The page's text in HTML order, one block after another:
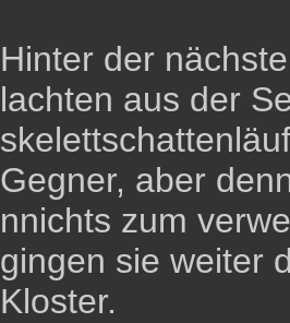
Hinter der
lachten aus der
Gegner, aber
nnichts zum
gingen sie weiter
Kloster.